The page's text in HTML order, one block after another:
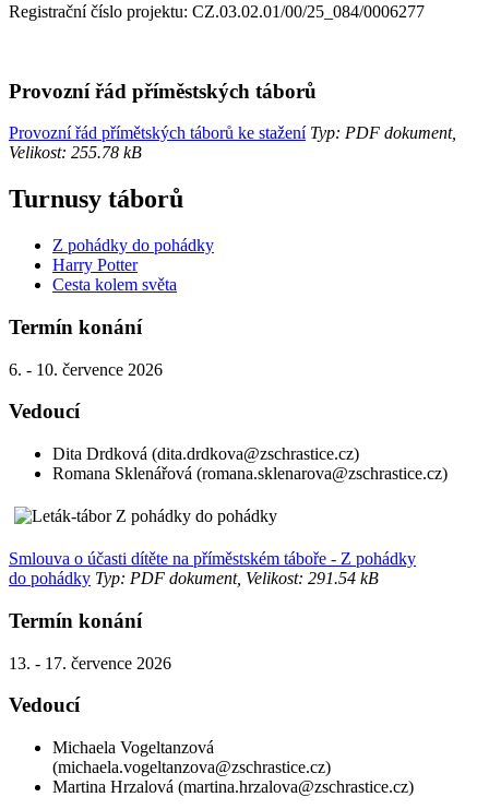
Registrační číslo projektu: CZ.03.02.01/00/25_084/0006277
Provozní řád příměstských táborů
Provozní řád přímětských táborů ke staženíTyp: PDF dokument,
Velikost: 255.78 kB
Turnusy táborů
Z pohádky do pohádky
Harry Potter
Cesta kolem světa
Termín konání
6. - 10. července 2026
Vedoucí
Dita Drdková (dita.drdkova@zschrastice.cz)
Romana Sklenářová (romana.sklenarova@zschrastice.cz)
Smlouva o účasti dítěte na příměstském táboře - Z pohádky
do pohádky Typ: PDF dokument, Velikost: 291.54 kB
Termín konání
13. - 17. července 2026
Vedoucí
Michaela Vogeltanzová
(michaela.vogeltanzova@zschrastice.cz)
Martina Hrzalová (martina.hrzalova@zschrastice.cz)